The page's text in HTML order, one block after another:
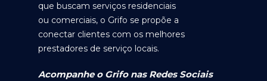
que buscam serviços residenciais
ou comerciais, o Grifo se propõe a
conectar clientes com os melhores
prestadores de serviço locais.
Acompanhe o Grifo nas Redes Sociais